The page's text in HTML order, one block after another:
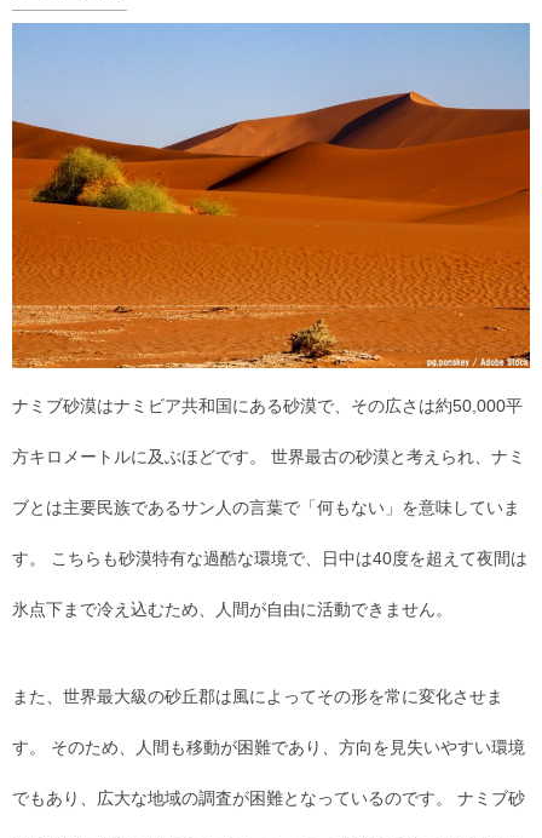
ナミブ砂漠はナミビア共和国にある砂漠で、その広さは約50,000平
方キロメートルに及ぶほどです。 世界最古の砂漠と考えられ、ナミ
ブとは主要民族であるサン人の言葉で「何もない」を意味していま
す。 こちらも砂漠特有な過酷な環境で、日中は40度を超えて夜間は
氷点下まで冷え込むため、人間が自由に活動できません。
また、世界最大級の砂丘郡は風によってその形を常に変化させま
す。 そのため、人間も移動が困難であり、方向を見失いやすい環境
でもあり、広大な地域の調査が困難となっているのです。 ナミブ砂